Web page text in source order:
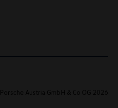
Austria GmbH & Co OG 2026